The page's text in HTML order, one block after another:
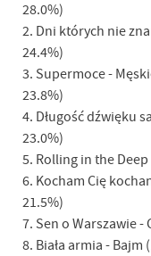
28.0%)
2. Dni których nie
24.4%)
3. Supermoce -
23.8%)
4. Długość dźwięku
23.0%)
5. Rolling in the Deep
6. Kocham Cię
21.5%)
7. Sen o Warszawie -
8. Biała armia - Bajm